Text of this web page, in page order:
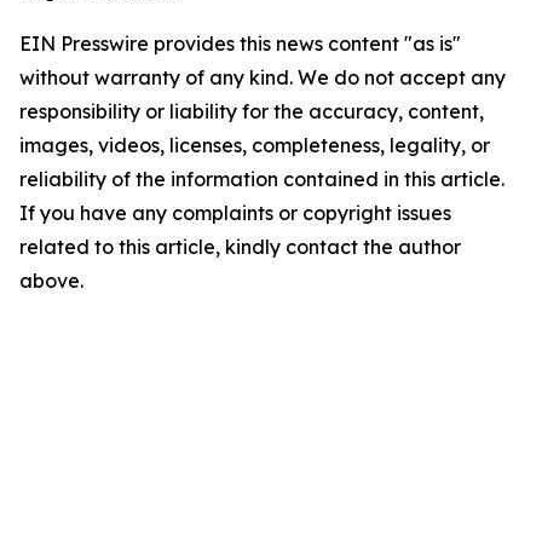
EIN Presswire provides this news content "as is"
without warranty of any kind. We do not accept any
responsibility or liability for the accuracy, content,
images, videos, licenses, completeness, legality, or
reliability of the information contained in this article.
If you have any complaints or copyright issues
related to this article, kindly contact the author
above.